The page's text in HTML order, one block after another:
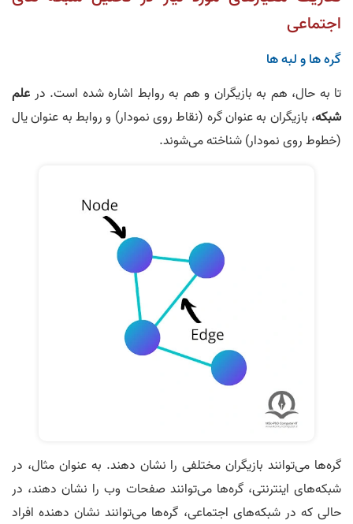
اجتماعی
گره ها و لبه ها
تا به حال، هم به بازیگران و هم به روابط اشاره شده است. در علم
شبکه، بازیگران به عنوان گره (نقاط روی نمودار) و روابط به عنوان یال
(خطوط روی نمودار) شناخته می‌شوند.
گره‌ها می‌توانند بازیگران مختلفی را نشان دهند. به عنوان مثال، در
شبکه‌های اینترنتی، گره‌ها می‌توانند صفحات وب را نشان دهند، در
حالی که در شبکه‌های اجتماعی، گره‌ها می‌توانند نشان دهنده افراد